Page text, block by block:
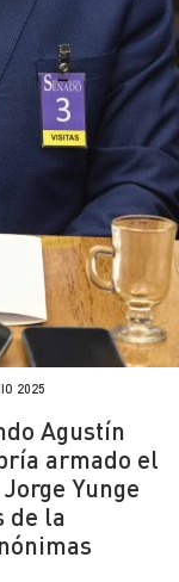
2025
Agustín
armado el
Yunge
de la